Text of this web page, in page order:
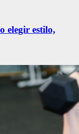
elegir estilo,